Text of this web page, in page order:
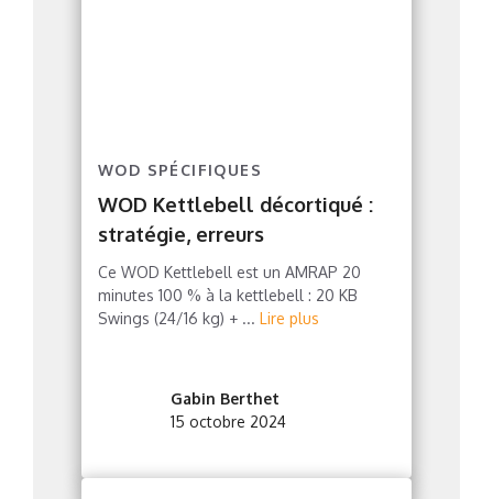
WOD SPÉCIFIQUES
WOD Kettlebell décortiqué :
stratégie, erreurs
Ce WOD Kettlebell est un AMRAP 20
minutes 100 % à la kettlebell : 20 KB
Swings (24/16 kg) + ... Lire plus
Gabin Berthet
15 octobre 2024